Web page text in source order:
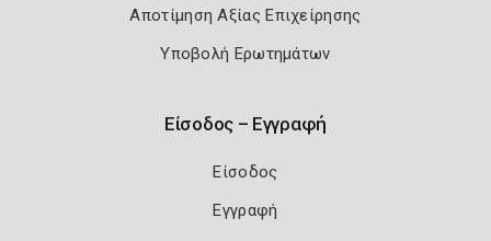
Αποτίμηση Αξίας Επιχείρησης
Υποβολή Ερωτημάτων
Είσοδος – Εγγραφή
Είσοδος
Εγγραφή